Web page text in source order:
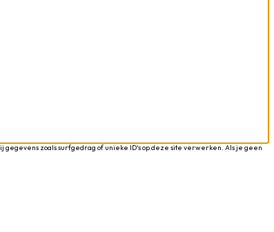
zoals surfgedrag of unieke ID's op deze site verwerken. Als je geen